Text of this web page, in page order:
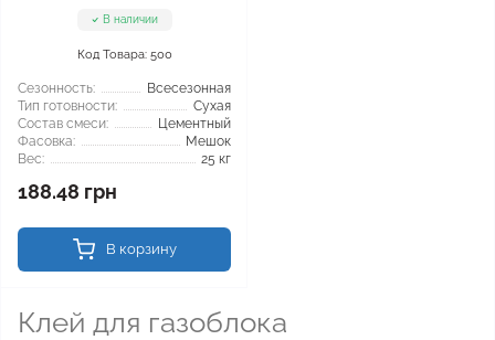
В наличии
Код Товара: 500
Сезонность:
Всесезонная
Тип готовности:
Сухая
Состав смеси:
Цементный
Фасовка:
Мешок
Вес:
25 кг
188.48 грн
В корзину
Клей для газоблока